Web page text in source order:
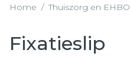
Home / Thuiszorg en EHBO
Fixatieslip